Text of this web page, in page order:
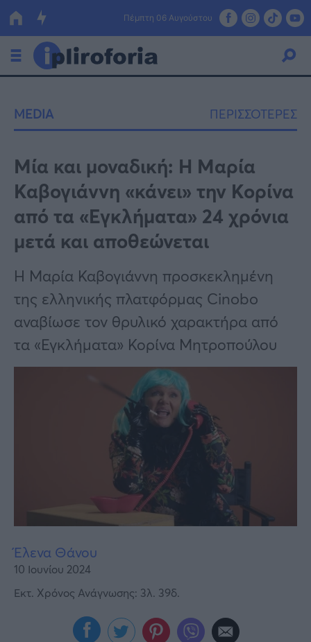
Πέμπτη 06 Αυγούστου
Οικονομία
Πολιτική
Τράπεζες
Επιδοτήσεις
ΕΣΠΑ
Κόσμος
Lifestyle
Αθλητικά
Υγεία
Γυναίκα
MEDIA ΠΕΡΙΣΣΟΤΕΡΕΣ
Μία και μοναδική: Η Μαρία
Καβογιάννη «κάνει» την Κορίνα
από τα «Εγκλήματα» 24 χρόνια
μετά και αποθεώνεται
Η Μαρία Καβογιάννη προσκεκλημένη
της ελληνικής πλατφόρμας Cinobo
αναβίωσε τον θρυλικό χαρακτήρα από
τα «Εγκλήματα» Κορίνα Μητροπούλου
Έλενα Θάνου
10 Ιουνίου 2024
Εκτ. Χρόνος Ανάγνωσης: 3λ. 39δ.